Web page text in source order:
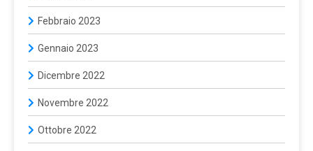
Febbraio 2023
Gennaio 2023
Dicembre 2022
Novembre 2022
Ottobre 2022